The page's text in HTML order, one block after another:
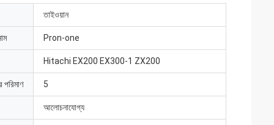
তাইওয়ান
Pron-one
Hitachi EX200 EX300-1 ZX200
পরিমাণ 5
আলোচনাযোগ্য